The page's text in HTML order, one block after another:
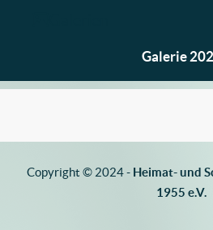
Galerie
Copyright © 2024 - Heimat- und
1955 e.V.